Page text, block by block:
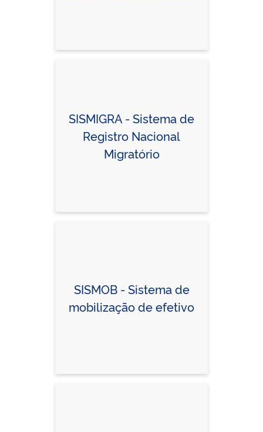
SISMIGRA - Sistema de
Registro Nacional
Migratório
SISMOB - Sistema de
mobilização de efetivo